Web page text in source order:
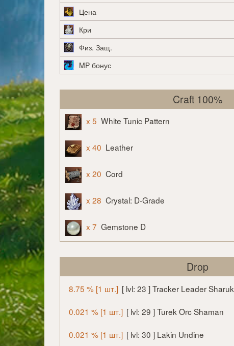
Цена
Кри
Физ. Защ.
MP бонус
Craft 100%
x 5 White Tunic Pattern
x 40 Leather
x 20 Cord
x 28 Crystal: D-Grade
x 7 Gemstone D
Drop
8.75 % [1 шт.] [ lvl: 23 ] Tracker Leader Sharuk
0.021 % [1 шт.] [ lvl: 29 ] Turek Orc Shaman
0.021 % [1 шт.] [ lvl: 30 ] Lakin Undine